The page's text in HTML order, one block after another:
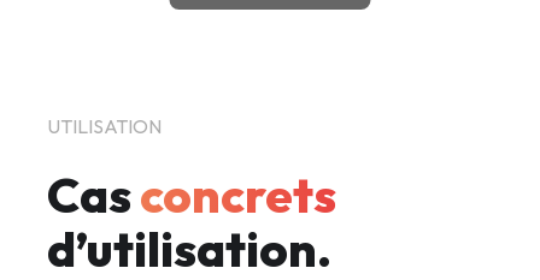
UTILISATION
Casconcrets
d’utilisation.